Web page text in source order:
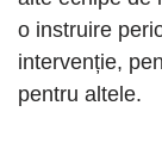
o instruire
intervenție,
pentru altele.